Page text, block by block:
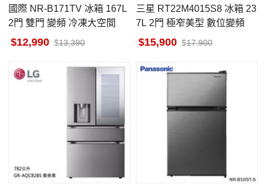
國際 NR-B171TV 冰箱 167L
2門 雙門 變頻 冷凍大空間
12,990 13,390
三星 RT22M4015S8 冰箱 23
7L 2門 極窄美型 數位變頻
15,900 17,900